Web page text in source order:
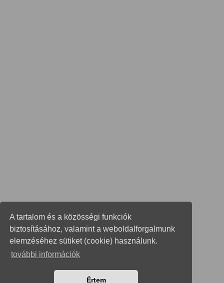
A tartalom és a közösségi funkciók
biztosításához, valamint a weboldalforgalmunk
elemzéséhez sütiket (cookie) használunk.
további információk
Értem